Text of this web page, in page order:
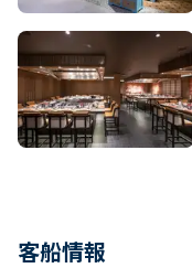
客船情報